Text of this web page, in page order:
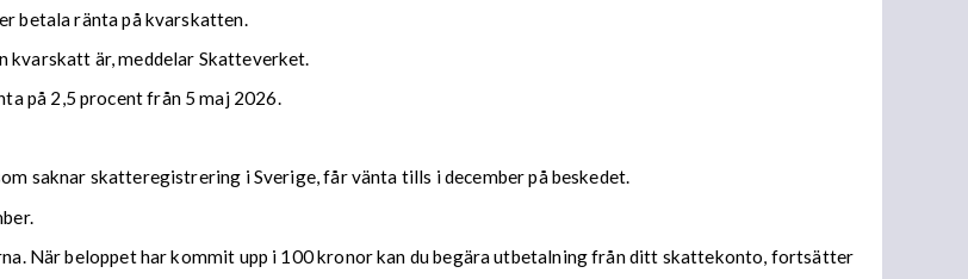
betala ränta på kvarskatten.
kvarskatt är, meddelar Skatteverket.
på 2,5 procent från 5 maj 2026.
saknar skatteregistrering i Sverige, får vänta tills i december på beskedet.
När beloppet har kommit upp i 100 kronor kan du begära utbetalning från ditt skattekonto, fortsätter